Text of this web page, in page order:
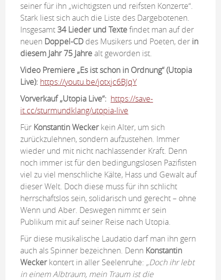
seiner für ihn „wichtigsten und reifsten Konzerte“.
Stark liest sich auch die Liste des Dargebotenen.
Insgesamt34 Lieder und Textefindet man auf der
neuen Doppel-CD des Musikers und Poeten, der in
diesem Jahr 75 Jahrealt geworden ist.
Video Premiere „Es ist schon in Ordnung“ (Utopia
Live): https://youtu.be/jotxjc6BJqY
Vorverkauf „Utopia Live“: https://save-
it.cc/sturmundklang/utopia-live
Für Konstantin Weckerkein Alter, um sich
zurückzulehnen, sondern aufzustehen. Immer
wieder und mit nicht nachlassender Kraft. Denn
noch immer ist für den bedingungslosen Pazifisten
viel zu viel menschliche Kälte, Hass und Gewalt auf
dieser Welt. Doch diese muss für ihn schlicht
herrschaftslos sein, solidarisch und gerecht – ohne
Wenn und Aber. Deswegen nimmt er sein
Publikum mit auf seiner Reise nach Utopia.
Für diese musikalische Laudatio darf man ihn gern
auch als Spinner bezeichnen. Denn Konstantin
Weckerkontert in aller Seelenruhe: „Doch ihr lebt
in einem Albtraum, mein Traum ist die